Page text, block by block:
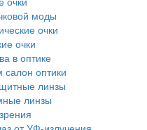
моды
очки
очки
в оптике
оптики
линзы
линзы